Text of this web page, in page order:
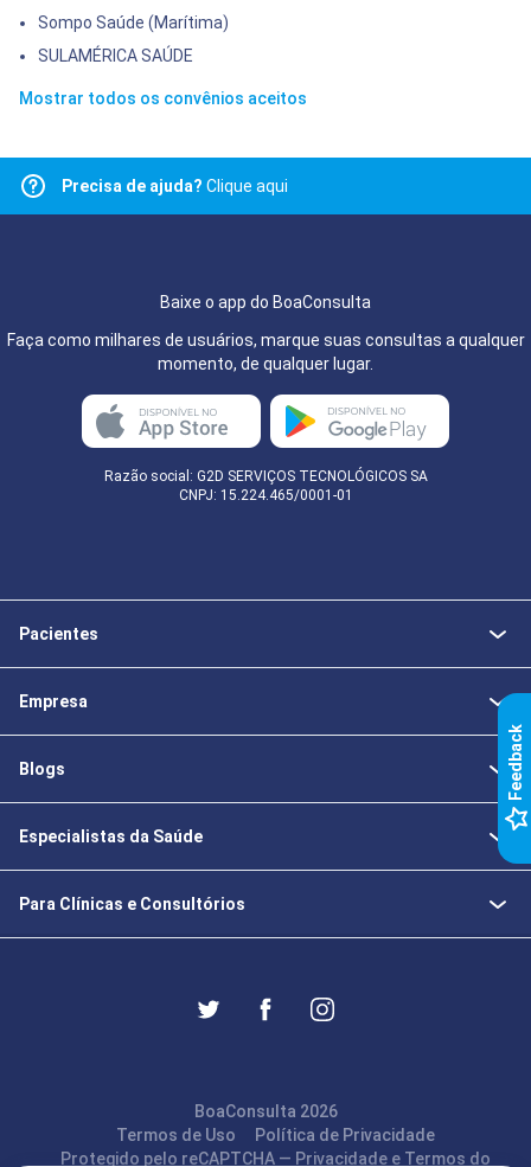
Sompo Saúde (Marítima)
SULAMÉRICA SAÚDE
Mostrar todos os convênios aceitos
Precisa de ajuda? Clique aqui
Baixe o app do BoaConsulta
Faça como milhares de usuários, marque suas consultas a qualquer
momento, de qualquer lugar.
Razão social: G2D SERVIÇOS TECNOLÓGICOS SA
CNPJ: 15.224.465/0001-01
Pacientes
Empresa
Blogs
Especialistas da Saúde
Para Clínicas e Consultórios
BoaConsulta 2026
Termos de Uso
Política de Privacidade
Protegido pelo reCAPTCHA — Privacidadee Termos do
k